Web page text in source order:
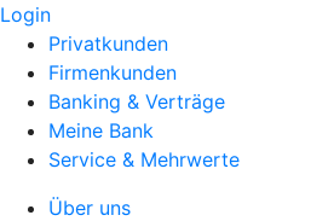
Login
Privatkunden
Firmenkunden
Banking & Verträge
Meine Bank
Service & Mehrwerte
Über uns